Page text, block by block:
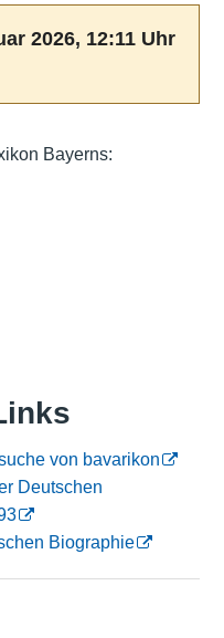
2026, 12:11 Uhr
Bayerns:
von bavarikon
Deutschen
Biographie